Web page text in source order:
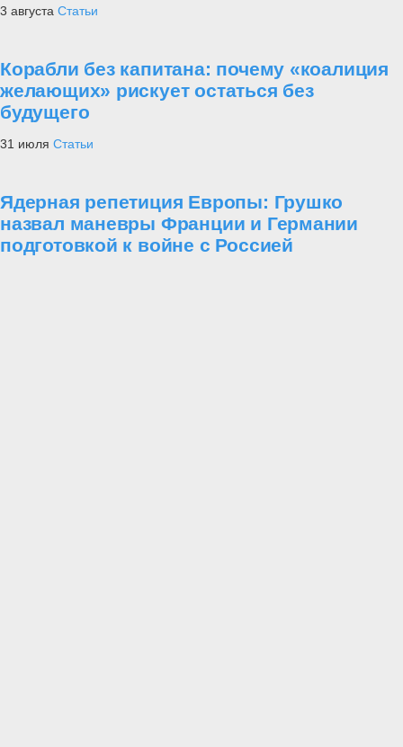
3 августа Статьи
Корабли без капитана: почему «коалиция
желающих» рискует остаться без
будущего
31 июля Статьи
Ядерная репетиция Европы: Грушко
назвал маневры Франции и Германии
подготовкой к войне с Россией